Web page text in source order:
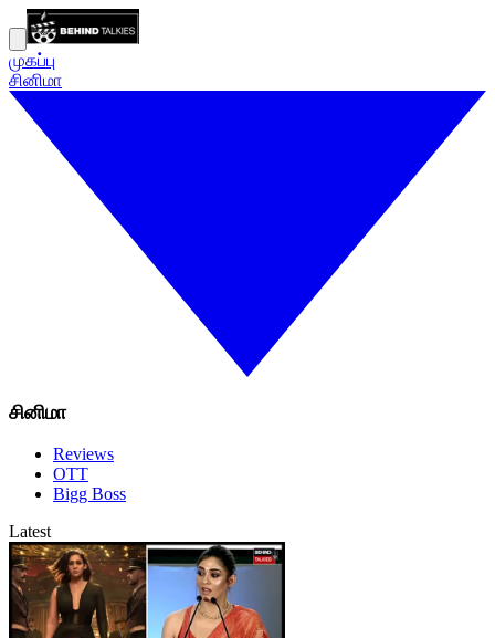
முகப்பு
சினிமா
சினிமா
Reviews
OTT
Bigg Boss
Latest